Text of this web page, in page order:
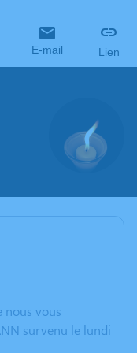
E-mail Lien
nous vous
survenu le lundi